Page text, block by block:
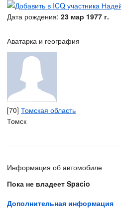
Дата рождения: 23 мар 1977 г.
Аватарка и география
[70] Томская область
Томск
Информация об автомобиле
Пока не владеет Spacio
Дополнительная информация